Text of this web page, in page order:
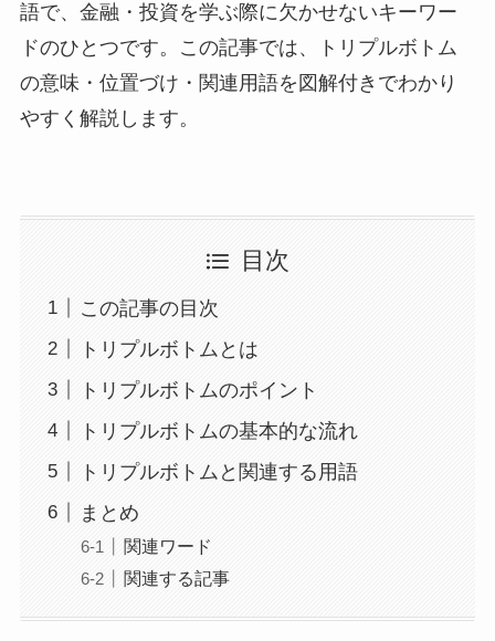
語で、金融・投資を学ぶ際に欠かせないキーワー
ドのひとつです。この記事では、トリプルボトム
の意味・位置づけ・関連用語を図解付きでわかり
やすく解説します。
目次
この記事の目次
トリプルボトムとは
トリプルボトムのポイント
トリプルボトムの基本的な流れ
トリプルボトムと関連する用語
まとめ
関連ワード
関連する記事